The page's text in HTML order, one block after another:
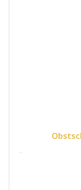
200.00 €